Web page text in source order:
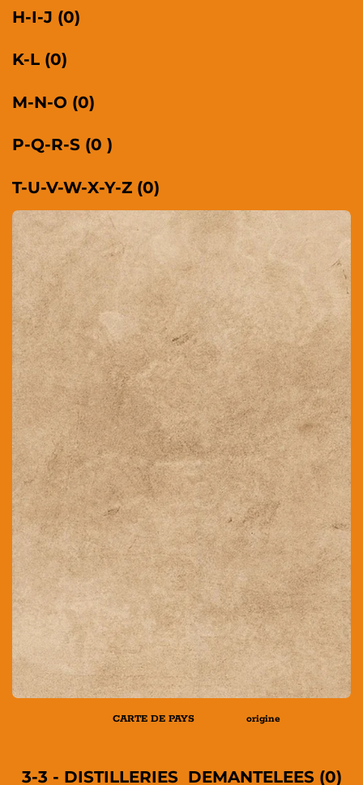
H-I-J (0)
K-L (0)
M-N-O (0)
P-Q-R-S (0 )
T-U-V-W-X-Y-Z (0)
CARTE DE PAYS origine
3-3 - DISTILLERIES DEMANTELEES (0)